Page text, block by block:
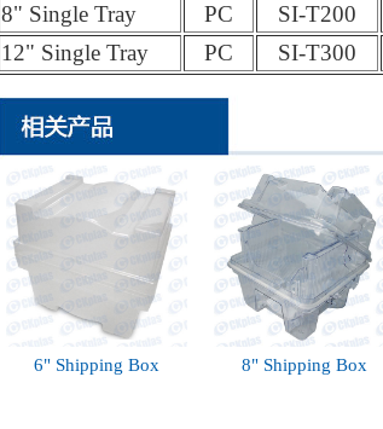
8" Single Tray
PC SI-T200
12" Single Tray
PC SI-T300
6" Shipping Box 8" Shipping Box